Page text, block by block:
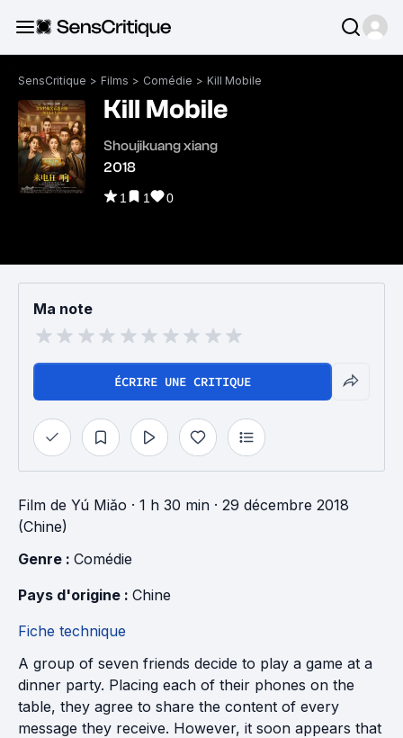
SensCritique > Films > Comédie > Kill Mobile
Kill Mobile
Shoujikuang xiang
2018
1 1 0
Ma note
ÉCRIRE UNE CRITIQUE
Film de Yú Miǎo · 1 h 30 min · 29 décembre 2018
(Chine)
Genre : Comédie
Pays d'origine : Chine
Fiche technique
A group of seven friends decide to play a game at a
dinner party. Placing each of their phones on the
table, they agree to share the content of every
message they receive. However, it soon appears that